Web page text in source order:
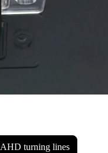
AHD turning lines